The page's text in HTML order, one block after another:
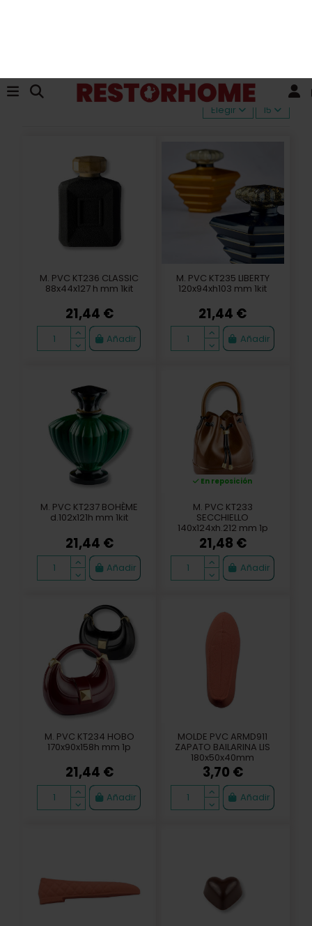
Elegir 15
M. PVC KT236 CLASSIC
88x44x127 h mm 1kit
21,44 €
Añadir
M. PVC KT235 LIBERTY
120x94xh103 mm 1kit
21,44 €
Añadir
M. PVC KT237 BOHÈME
d.102x121h mm 1kit
21,44 €
Añadir
En reposición
M. PVC KT233
SECCHIELLO
140x124xh.212 mm 1p
21,48 €
Añadir
M. PVC KT234 HOBO
170x90x158h mm 1p
21,44 €
Añadir
MOLDE PVC ARMD911
ZAPATO BAILARINA LIS
180x50x40mm
3,70 €
Añadir